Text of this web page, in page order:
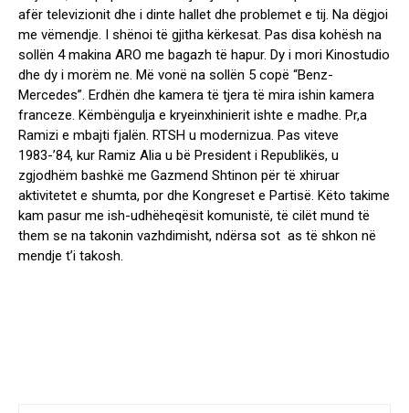
afër televizionit dhe i dinte hallet dhe problemet e tij. Na dëgjoi
me vëmendje. I shënoi të gjitha kërkesat. Pas disa kohësh na
sollën 4 makina ARO me bagazh të hapur. Dy i mori Kinostudio
dhe dy i morëm ne. Më vonë na sollën 5 copë “Benz-
Mercedes”. Erdhën dhe kamera të tjera të mira ishin kamera
franceze. Këmbëngulja e kryeinxhinierit ishte e madhe. Pr,a
Ramizi e mbajti fjalën. RTSH u modernizua. Pas viteve
1983-’84, kur Ramiz Alia u bë President i Republikës, u
zgjodhëm bashkë me Gazmend Shtinon për të xhiruar
aktivitetet e shumta, por dhe Kongreset e Partisë. Këto takime
kam pasur me ish-udhëheqësit komunistë, të cilët mund të
them se na takonin vazhdimisht, ndërsa sot as të shkon në
mendje t’i takosh.